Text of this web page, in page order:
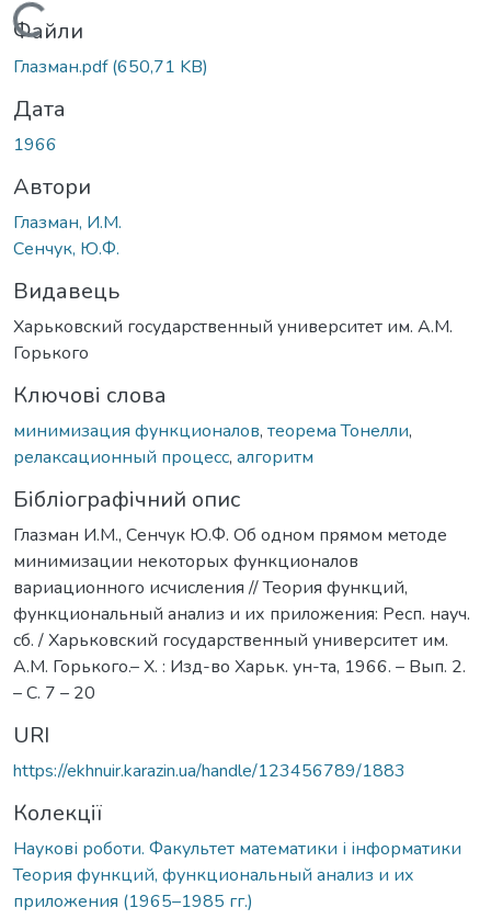
Вантажиться...
Файли
Глазман.pdf(650,71 KB)
Дата
1966
Автори
Глазман, И.М.
Сенчук, Ю.Ф.
Видавець
Харьковский государственный университет им. А.М.
Горького
Ключові слова
минимизация функционалов, теорема Тонелли,
релаксационный процесс, алгоритм
Бібліографічний опис
Глазман И.М., Сенчук Ю.Ф. Об одном прямом методе
минимизации некоторых функционалов
вариационного исчисления // Теория функций,
функциональный анализ и их приложения: Респ. науч.
сб. / Харьковский государственный университет им.
А.М. Горького.– Х. : Изд-во Харьк. ун-та, 1966. – Вып. 2.
– С. 7 – 20
URI
https://ekhnuir.karazin.ua/handle/123456789/1883
Колекції
Наукові роботи. Факультет математики і інформатики
Теория функций, функциональный анализ и их
приложения (1965–1985 гг.)